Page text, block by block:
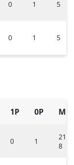
0 1 5
0 1 5
1P 0P M
0 1
21-
8